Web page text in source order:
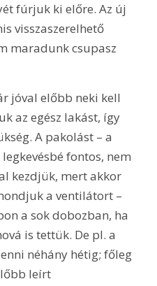
fúrjuk ki előre. Az új
visszaszerelhető
maradunk csupasz
az egész lakást, így
A pakolást – a
fontos, nem
kezdjük, mert akkor
a ventilátort –
a sok dobozban, ha
is tettük. De pl. a
néhány hétig; főleg
leírt